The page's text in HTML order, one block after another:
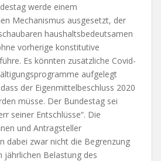
werde einem
Mechanismus ausgesetzt, der
haushaltsbedeutsamen
vorherige konstitutive
Es könnten zusätzliche Covid-
aufgelegt
der Eigenmittelbeschluss 2020
müsse. Der Bundestag sei
seiner Entschlüsse“. Die
und Antragsteller
dabei zwar nicht die Begrenzung
jährlichen Belastung des